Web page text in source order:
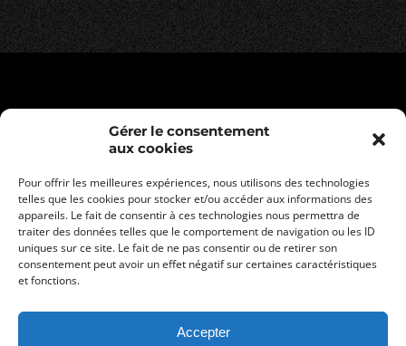
Gérer le consentement
aux cookies
Pour offrir les meilleures expériences, nous utilisons des technologies
telles que les cookies pour stocker et/ou accéder aux informations des
appareils. Le fait de consentir à ces technologies nous permettra de
traiter des données telles que le comportement de navigation ou les ID
uniques sur ce site. Le fait de ne pas consentir ou de retirer son
consentement peut avoir un effet négatif sur certaines caractéristiques
et fonctions.
Accepter
Conditions générales de vente